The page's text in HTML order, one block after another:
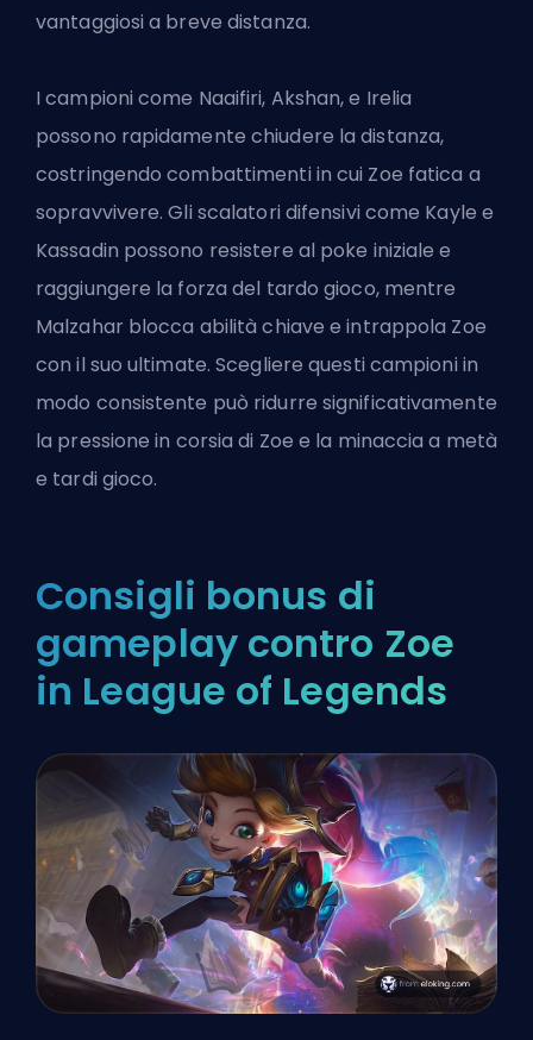
vantaggiosi a breve distanza.
I campioni come Naaifiri, Akshan,e Irelia
possono rapidamente chiudere la distanza,
costringendo combattimenti in cui Zoe fatica a
sopravvivere. Gli scalatori difensivi come Kayle e
Kassadin possono resistere al poke iniziale e
raggiungere la forza del tardo gioco, mentre
Malzahar blocca abilità chiave e intrappola Zoe
con il suo ultimate. Scegliere questi campioni in
modo consistente può ridurre significativamente
la pressione in corsia di Zoe e la minaccia a metà
e tardi gioco.
Consigli bonus di
gameplay contro Zoe
in League of Legends